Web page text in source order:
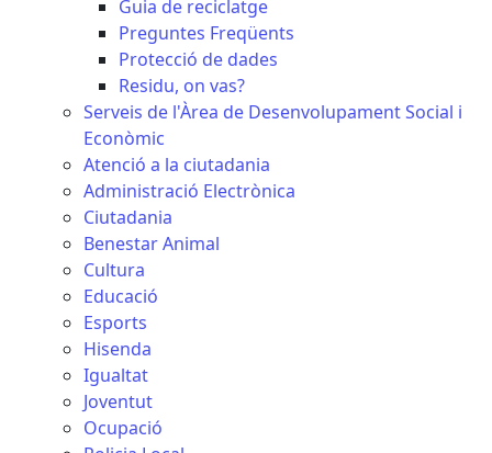
Guia de reciclatge
Preguntes Freqüents
Protecció de dades
Residu, on vas?
Serveis de l'Àrea de Desenvolupament Social i
Econòmic
Atenció a la ciutadania
Administració Electrònica
Ciutadania
Benestar Animal
Cultura
Educació
Esports
Hisenda
Igualtat
Joventut
Ocupació